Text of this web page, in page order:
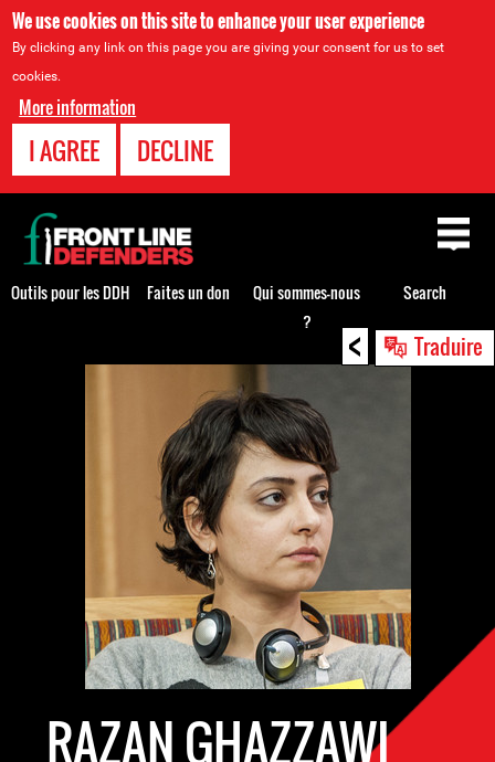
We use cookies on this site to enhance your user experience
By clicking any link on this page you are giving your consent for us to set
cookies.
More information
I AGREE DECLINE
< Traduire
RAZAN GHAZZAWI
Back
to
top
Outils pour les DDH Faites un don
Qui sommes-nous
?
Search